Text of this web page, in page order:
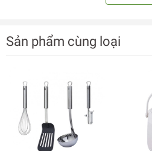
Sản phẩm cùng loại